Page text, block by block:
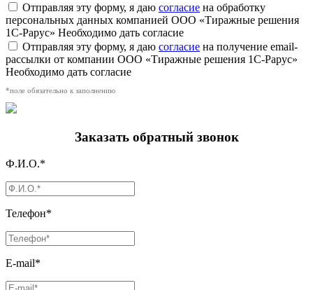
Отправляя эту форму, я даю согласие на обработку
персональных данных компанией ООО «Тиражные решения
1С-Рарус» Необходимо дать согласие
Отправляя эту форму, я даю согласие на получение email-
рассылки от компании ООО «Тиражные решения 1С-Рарус»
Необходимо дать согласие
*поле обязательно к заполнению
Заказать обратный звонок
Ф.И.О.*
Телефон*
E-mail*